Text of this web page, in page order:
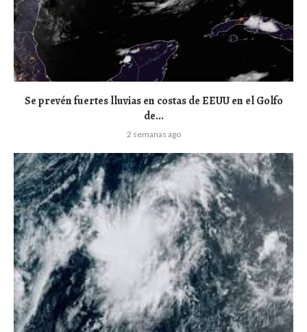
Se prevén fuertes lluvias en costas de EEUU en el Golfo
de...
2 semanas ago